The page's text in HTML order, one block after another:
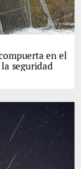
en el
seguridad